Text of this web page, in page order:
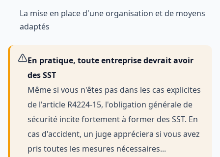
La mise en place d'une organisation et de moyens
adaptés
En pratique, toute entreprise devrait avoir
des SST
Même si vous n'êtes pas dans les cas explicites
de l'article R4224-15, l'obligation générale de
sécurité incite fortement à former des SST. En
cas d'accident, un juge appréciera si vous avez
pris toutes les mesures nécessaires...